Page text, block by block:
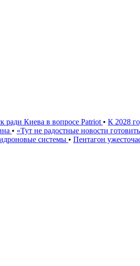
ради Киева в вопросе Patriot • К 2028
• «Тут не радостные новости
системы • Пентагон